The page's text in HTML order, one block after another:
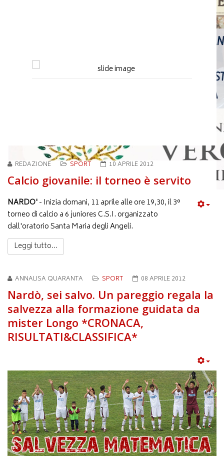
REDAZIONE SPORT 10 APRILE 2012
Calcio giovanile: il torneo è servito
NARDO'- Inizia domani, 11 aprile alle ore 19,30, il 3°
torneo di calcio a 6 juniores C.S.I. organizzato
dall'oratorio Santa Maria degli Angeli.
Leggi tutto...
ANNALISA QUARANTA SPORT 08 APRILE 2012
Nardò, sei salvo. Un pareggio regala la
salvezza alla formazione guidata da
mister Longo *CRONACA,
RISULTATI&CLASSIFICA*